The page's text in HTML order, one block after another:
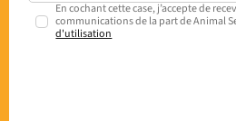
En cochant cette case, j’accepte de
communications de la part de Animal
d'utilisation